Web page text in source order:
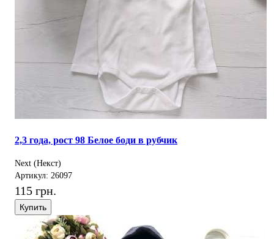
2,3 года, рост 98 Белое боди в рубчик
Next (Некст)
Артикул: 26097
115 грн.
Купить